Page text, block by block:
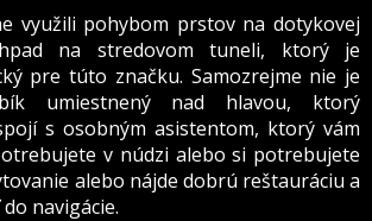
využili pohybom prstov na dotykovej
na stredovom tuneli, ktorý je
pre túto značku. Samozrejme nie je
umiestnený nad hlavou, ktorý
s osobným asistentom, ktorý vám
v núdzi alebo si potrebujete
alebo nájde dobrú reštauráciu a
navigácie.